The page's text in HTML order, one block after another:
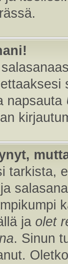
napsauta
tarkista,
ja olet
. Sinun